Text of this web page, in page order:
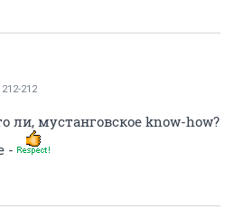
212-212
ли, мустанговское know-how?
-